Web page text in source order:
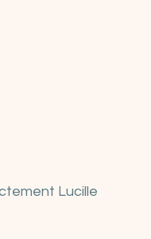
Lucille